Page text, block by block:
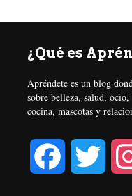
¿Qué es
Apréndete es un blog
sobre belleza, salud,
cocina, mascotas y